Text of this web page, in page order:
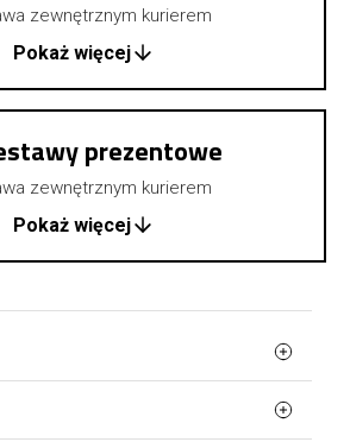
zewnętrznym kurierem
Pokaż więcej
prezentowe
zewnętrznym kurierem
Pokaż więcej